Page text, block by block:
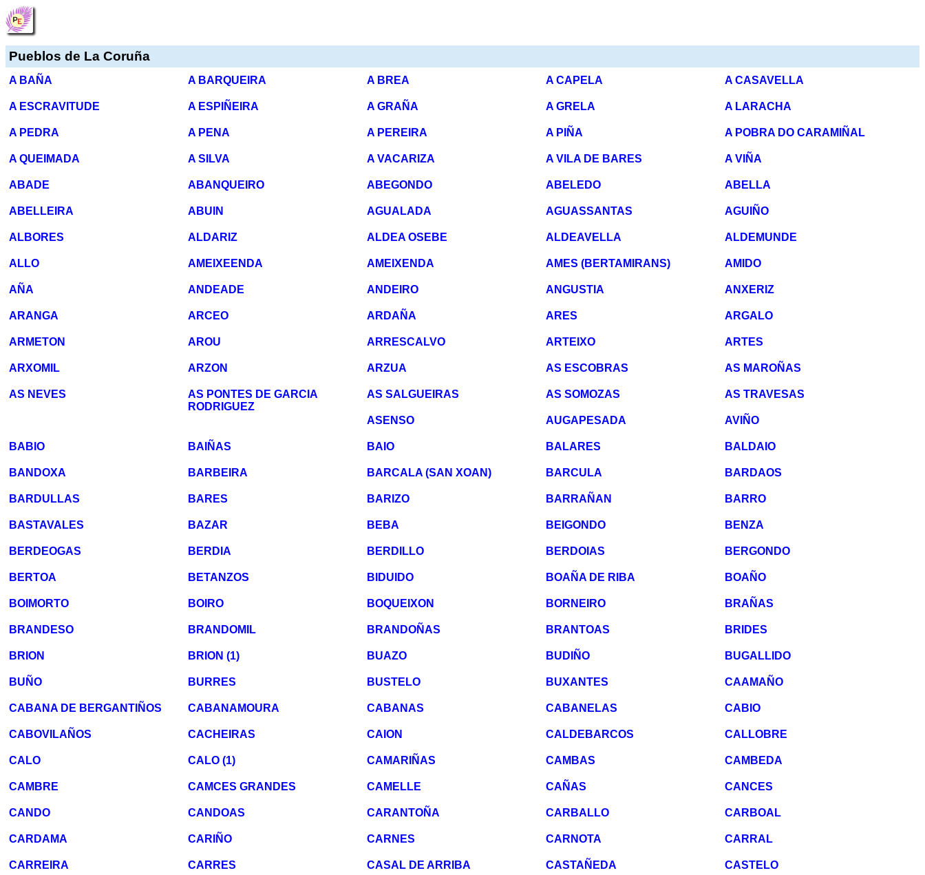
Pueblos de La Coruña
A BAÑA A BARQUEIRA A BREA A CAPELA A CASAVELLA
A ESCRAVITUDE A ESPIÑEIRA A GRAÑA A GRELA A LARACHA
A PEDRA A PENA A PEREIRA A PIÑA A POBRA DO CARAMIÑAL
A QUEIMADA A SILVA A VACARIZA A VILA DE BARES A VIÑA
ABADE ABANQUEIRO ABEGONDO ABELEDO ABELLA
ABELLEIRA ABUIN AGUALADA AGUASSANTAS AGUIÑO
ALBORES ALDARIZ ALDEA OSEBE ALDEAVELLA ALDEMUNDE
ALLO AMEIXEENDA AMEIXENDA AMES (BERTAMIRANS) AMIDO
AÑA ANDEADE ANDEIRO ANGUSTIA ANXERIZ
ARANGA ARCEO ARDAÑA ARES ARGALO
ARMETON AROU ARRESCALVO ARTEIXO ARTES
ARXOMIL ARZON ARZUA AS ESCOBRAS AS MAROÑAS
AS NEVES
AS PONTES DE GARCIA
RODRIGUEZ
AS SALGUEIRAS AS SOMOZAS AS TRAVESAS
ASENSO AUGAPESADA AVIÑO
BABIO BAIÑAS BAIO BALARES BALDAIO
BANDOXA BARBEIRA BARCALA (SAN XOAN) BARCULA BARDAOS
BARDULLAS BARES BARIZO BARRAÑAN BARRO
BASTAVALES BAZAR BEBA BEIGONDO BENZA
BERDEOGAS BERDIA BERDILLO BERDOIAS BERGONDO
BERTOA BETANZOS BIDUIDO BOAÑA DE RIBA BOAÑO
BOIMORTO BOIRO BOQUEIXON BORNEIRO BRAÑAS
BRANDESO BRANDOMIL BRANDOÑAS BRANTOAS BRIDES
BRION BRION (1) BUAZO BUDIÑO BUGALLIDO
BUÑO BURRES BUSTELO BUXANTES CAAMAÑO
CABANA DE BERGANTIÑOS CABANAMOURA CABANAS CABANELAS CABIO
CABOVILAÑOS CACHEIRAS CAION CALDEBARCOS CALLOBRE
CALO CALO (1) CAMARIÑAS CAMBAS CAMBEDA
CAMBRE CAMCES GRANDES CAMELLE CAÑAS CANCES
CANDO CANDOAS CARANTOÑA CARBALLO CARBOAL
CARDAMA CARIÑO CARNES CARNOTA CARRAL
CARREIRA CARRES CASAL DE ARRIBA CASTAÑEDA CASTELO